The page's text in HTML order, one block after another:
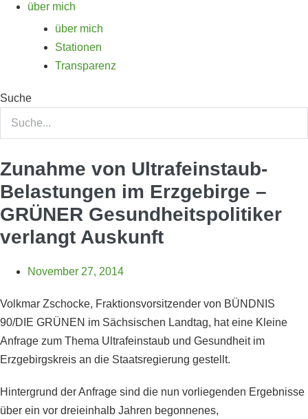
über mich
über mich
Stationen
Transparenz
Suche
Zunahme von Ultrafeinstaub-
Belastungen im Erzgebirge –
GRÜNER Gesundheitspolitiker
verlangt Auskunft
November 27, 2014
Volkmar Zschocke, Fraktionsvorsitzender von BÜNDNIS
90/DIE GRÜNEN im Sächsischen Landtag, hat eine Kleine
Anfrage zum Thema Ultrafeinstaub und Gesundheit im
Erzgebirgskreis an die Staatsregierung gestellt.
Hintergrund der Anfrage sind die nun vorliegenden Ergebnisse
über ein vor dreieinhalb Jahren begonnenes,